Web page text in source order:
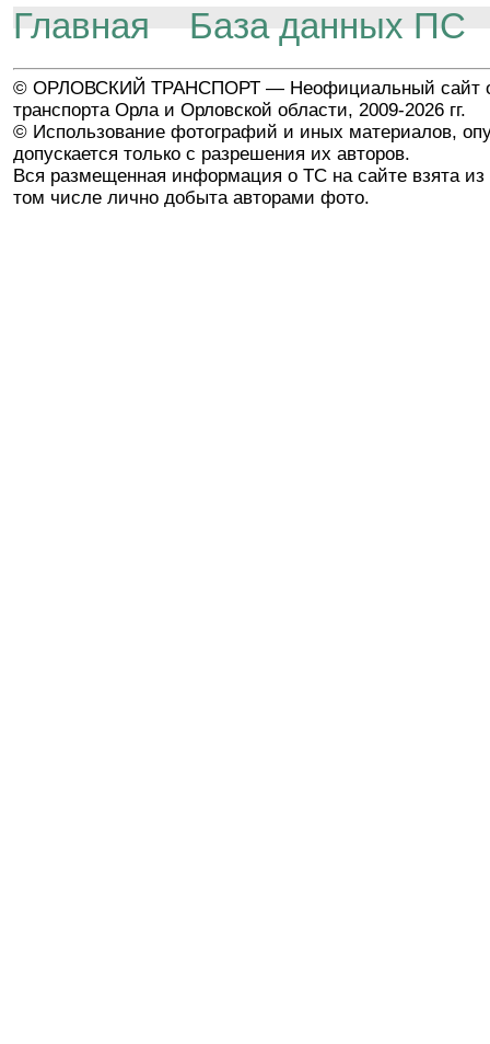
Главная База данных ПС
© ОРЛОВСКИЙ ТРАНСПОРТ — Неофициальный сайт
транспорта Орла и Орловской области, 2009-2026 гг.
© Использование фотографий и иных материалов,
допускается только с разрешения их авторов.
Вся размещенная информация о ТС на сайте взята из
том числе лично добыта авторами фото.